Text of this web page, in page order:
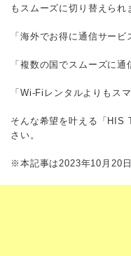
もスムーズに切り替えられ
「海外でお得に通信サービ
「複数の国でスムーズに
「Wi-Fiレンタルよりもス
そんな希望を叶える「HIS
さい。
※本記事は2023年10月20